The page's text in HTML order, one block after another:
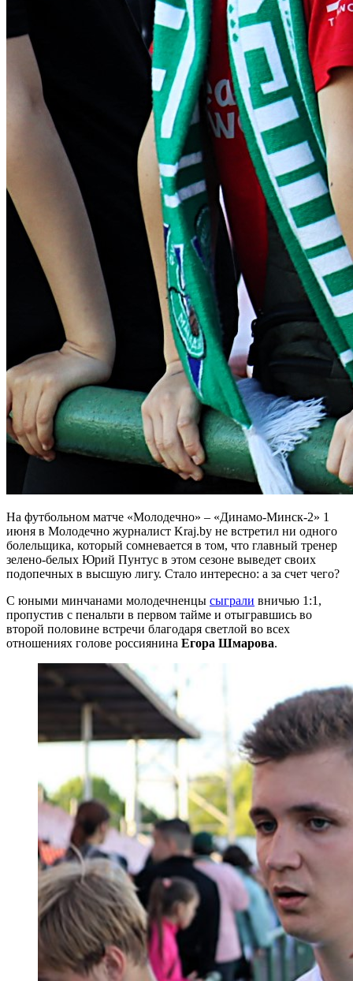
На футбольном матче «Молодечно» – «Динамо-Минск-2» 1
июня в Молодечно журналист Kraj.by не встретил ни одного
болельщика, который сомневается в том, что главный тренер
зелено-белых Юрий Пунтус в этом сезоне выведет своих
подопечных в высшую лигу. Стало интересно: а за счет чего?
С юными минчанами молодечненцы сыграли вничью 1:1,
пропустив с пенальти в первом тайме и отыгравшись во
второй половине встречи благодаря светлой во всех
отношениях голове россиянина Егора Шмарова.